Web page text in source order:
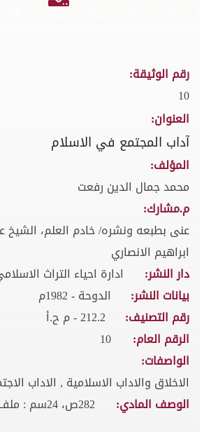
رقم الوثيقة:
10
العنوان:
آداب المجتمع في الاسلام
المؤلف:
محمد جمال الدين رفعت
م.مشارك:
عنى بطبعه ونشره/ خادم العلم، الشيخ
ابراهيم الانصاري
دار النشر:
ادارة احياء التراث
بيانات النشر:
الدوحة - 1982م
رقم التصنيف:
212.2 - م ح.أ
الرقم العام:
10
الواصفات:
الاخلاق والاداب الاسلامية , الاداب
الوصف المادي:
282ص، 24سم : ملف pdf